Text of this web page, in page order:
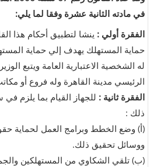
في مادته الثانية عشرة وفقا لما يلي:
الفقرة أولي : ينشا لتطبيق أحكام هذا
حماية المستهلك يهدف إلي حماية
له الشخصية الاعتبارية العامة ويتبع
الرئيسي مدينة القاهرة وله فروع أو
الفقرة ثانية : للجهاز القيام بما يلزم
ذلك :
(أ‌) وضع الخطط وبرامج العمل لحماية
ووسائل تحقيق ذلك.
(ب‌) تلقي الشكاوي من المستهلكين